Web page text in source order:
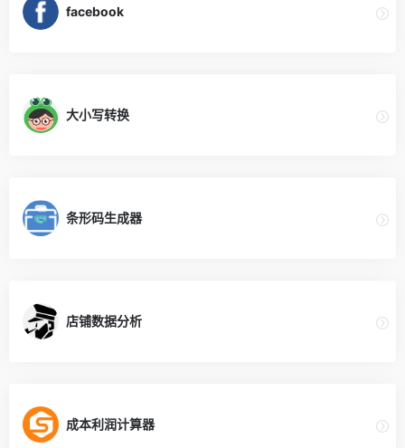
facebook
大小写转换
条形码生成器
店铺数据分析
成本利润计算器